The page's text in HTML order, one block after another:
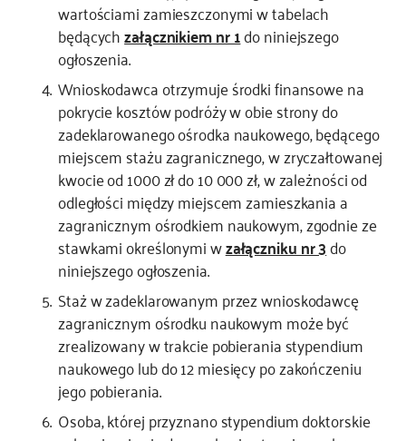
wartościami zamieszczonymi w tabelach
będącychzałącznikiem nr 1do niniejszego
ogłoszenia.
Wnioskodawca otrzymuje środki finansowe na
pokrycie kosztów podróży w obie strony do
zadeklarowanego ośrodka naukowego, będącego
miejscem stażu zagranicznego, w zryczałtowanej
kwocie od 1000 zł do 10 000 zł, w zależności od
odległości między miejscem zamieszkania a
zagranicznym ośrodkiem naukowym, zgodnie ze
stawkami określonymi wzałączniku nr 3do
niniejszego ogłoszenia.
Staż w zadeklarowanym przez wnioskodawcę
zagranicznym ośrodku naukowym może być
zrealizowany w trakcie pobierania stypendium
naukowego lub do 12 miesięcy po zakończeniu
jego pobierania.
Osoba, której przyznano stypendium doktorskie